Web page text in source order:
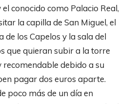
conocido como Palacio Real,
la capilla de San Miguel, el
de los Capelos y la sala del
que quieran subir a la torre
recomendable debido a su
pagar dos euros aparte.
poco más de un día en